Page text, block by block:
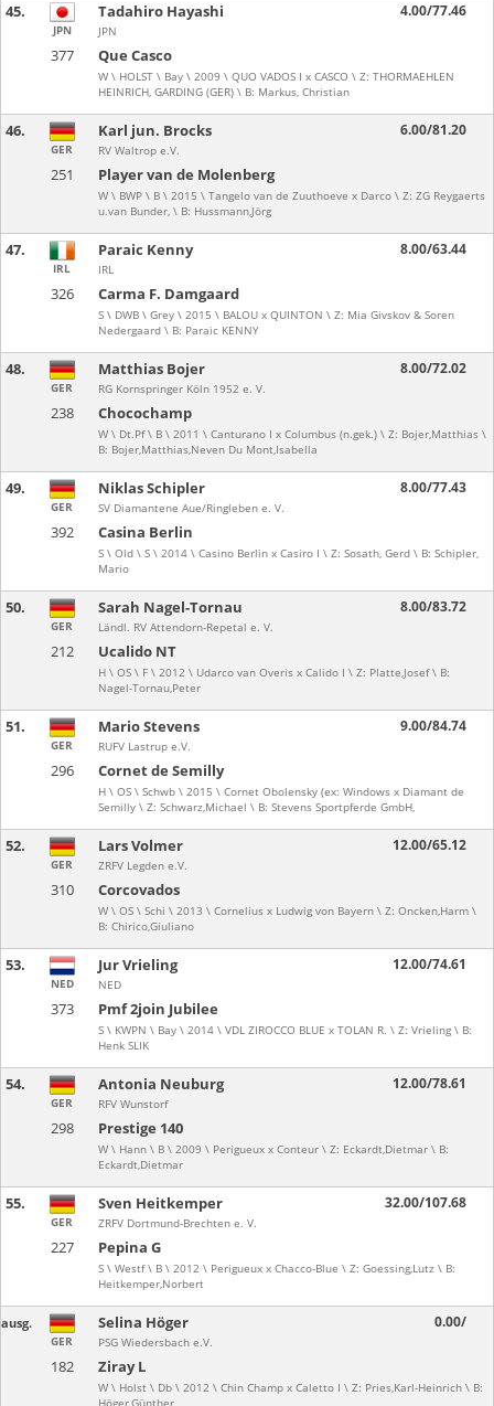
45.
377 Que Casco
W \ HOLST \ Bay \ 2009 \ QUO VADOS I x CASCO \ Z: THORMAEHLEN
HEINRICH, GARDING (GER) \ B: Markus, Christian
JPN
Tadahiro Hayashi
JPN
4.00/77.46
46.
251 Player van de Molenberg
W \ BWP \ B \ 2015 \ Tangelo van de Zuuthoeve x Darco \ Z: ZG Reygaerts
u.van Bunder, \ B: Hussmann,Jörg
GER
Karl jun. Brocks
RV Waltrop e.V.
6.00/81.20
47.
326 Carma F. Damgaard
S \ DWB \ Grey \ 2015 \ BALOU x QUINTON \ Z: Mia Givskov & Soren
Nedergaard \ B: Paraic KENNY
IRL
Paraic Kenny
IRL
8.00/63.44
48.
238 Chocochamp
W \ Dt.Pf \ B \ 2011 \ Canturano I x Columbus (n.gek.) \ Z: Bojer,Matthias \
B: Bojer,Matthias,Neven Du Mont,Isabella
GER
Matthias Bojer
RG Kornspringer Köln 1952 e. V.
8.00/72.02
49.
392 Casina Berlin
S \ Old \ S \ 2014 \ Casino Berlin x Casiro I \ Z: Sosath, Gerd \ B: Schipler,
Mario
GER
Niklas Schipler
SV Diamantene Aue/Ringleben e. V.
8.00/77.43
50.
212 Ucalido NT
H \ OS \ F \ 2012 \ Udarco van Overis x Calido I \ Z: Platte,Josef \ B:
Nagel-Tornau,Peter
GER
Sarah Nagel-Tornau
Ländl. RV Attendorn-Repetal e. V.
8.00/83.72
51.
296 Cornet de Semilly
H \ OS \ Schwb \ 2015 \ Cornet Obolensky (ex: Windows x Diamant de
Semilly \ Z: Schwarz,Michael \ B: Stevens Sportpferde GmbH,
GER
Mario Stevens
RUFV Lastrup e.V.
9.00/84.74
52.
310 Corcovados
W \ OS \ Schi \ 2013 \ Cornelius x Ludwig von Bayern \ Z: Oncken,Harm \
B: Chirico,Giuliano
GER
Lars Volmer
ZRFV Legden e.V.
12.00/65.12
53.
373 Pmf 2join Jubilee
S \ KWPN \ Bay \ 2014 \ VDL ZIROCCO BLUE x TOLAN R. \ Z: Vrieling \ B:
Henk SLIK
NED
Jur Vrieling
NED
12.00/74.61
54.
298 Prestige 140
W \ Hann \ B \ 2009 \ Perigueux x Conteur \ Z: Eckardt,Dietmar \ B:
Eckardt,Dietmar
GER
Antonia Neuburg
RFV Wunstorf
12.00/78.61
55.
227 Pepina G
S \ Westf \ B \ 2012 \ Perigueux x Chacco-Blue \ Z: Goessing,Lutz \ B:
Heitkemper,Norbert
GER
Sven Heitkemper
ZRFV Dortmund-Brechten e. V.
32.00/107.68
ausg.
182 Ziray L
W \ Holst \ Db \ 2012 \ Chin Champ x Caletto I \ Z: Pries,Karl-Heinrich \ B:
Höger,Günther
GER
Selina Höger
PSG Wiedersbach e.V.
0.00/